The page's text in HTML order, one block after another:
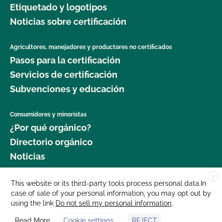
Seguridad Alimentaria?
¿Qué logotipos y declaraciones puedo poner en
mi producto certificado por OCal?
orgánico certificado?
¿Qué recursos existen en relación con los OMG y
la producción orgánica?
la certificación y el mantenimiento de registros?
¿Qué normas certifica el CCOF?
jardinería orgánica?
seguridad alimentaria como agricultor orgánico?
¿Dónde puedo obtener más información sobre la
gestión del ganado orgánico?
¿Dónde puedo encontrar semillas y plantas
orgánicas?
¿Qué cultivos requieren un intervalo de 120 días
antes de la cosecha cuando se aplica estiércol?
¿Qué norma GLOBALG.A.P. es mejor para mi
empresa?
Etiquetado y logotipos
Noticias sobre certificación
Agricultores, manejadores y productores no certificados
Pasos para la certificación
Servicios de certificación
Subvenciones y educación
Consumidores y minoristas
¿Por qué orgánico?
Directorio orgánico
Noticias
Donar
Carreras profesionales
Sala de prensa
X
This website or its third-party tools process personal data.In
case of sale of your personal information, you may opt out by
using the link Do not sell my personal information.